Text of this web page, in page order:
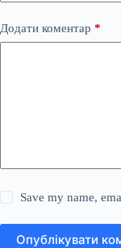
Додати коментар *
Save my name,
Опублікувати